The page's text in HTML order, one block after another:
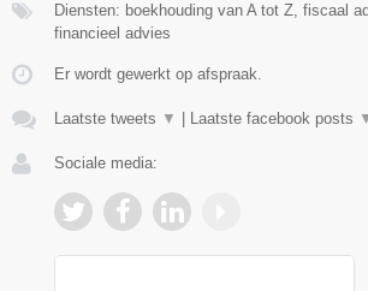
Diensten: boekhouding van A tot Z, fiscaal
financieel advies
Er wordt gewerkt op afspraak.
Laatste tweets ▼ Laatste facebook posts
Sociale media: